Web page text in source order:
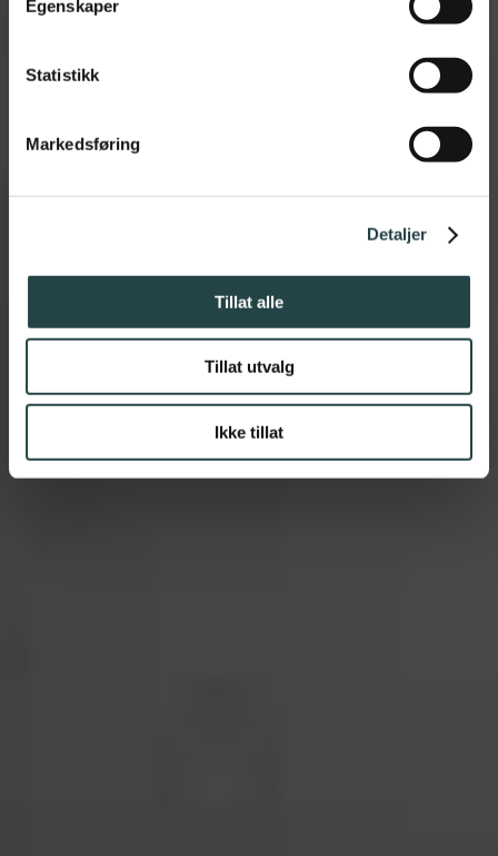
Egenskaper
Statistikk
Markedsføring
Detaljer
Tillat alle
Tillat utvalg
Ikke tillat
Miele kampanje med
25 % rabatt